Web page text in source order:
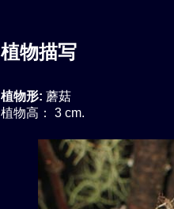
植物描写
植物形: 蘑菇
植物高： 3 cm.